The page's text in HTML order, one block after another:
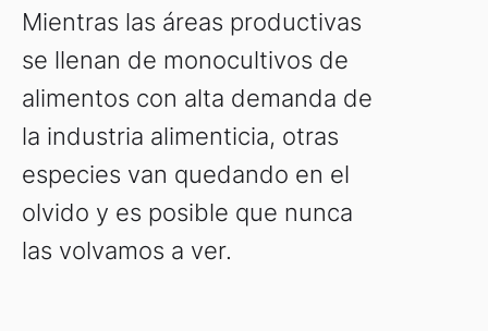
Mientras las áreas productivas
se llenan de monocultivos de
alimentos con alta demanda de
la industria alimenticia, otras
especies van quedando en el
olvido y es posible que nunca
las volvamos a ver.